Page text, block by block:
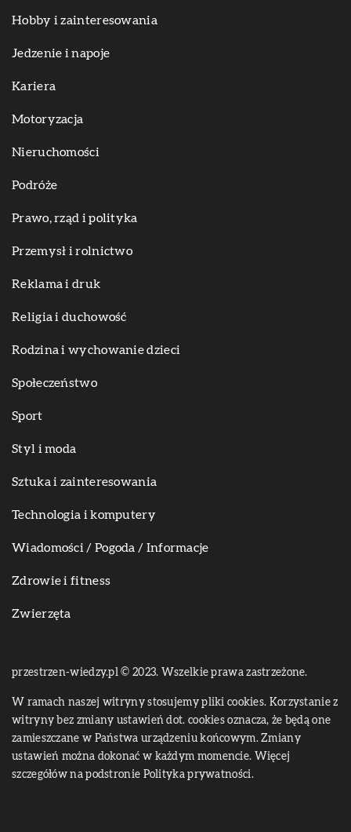
Hobby i zainteresowania
Jedzenie i napoje
Kariera
Motoryzacja
Nieruchomości
Podróże
Prawo, rząd i polityka
Przemysł i rolnictwo
Reklama i druk
Religia i duchowość
Rodzina i wychowanie dzieci
Społeczeństwo
Sport
Styl i moda
Sztuka i zainteresowania
Technologia i komputery
Wiadomości / Pogoda / Informacje
Zdrowie i fitness
Zwierzęta
przestrzen-wiedzy.pl © 2023. Wszelkie prawa zastrzeżone.
W ramach naszej witryny stosujemy pliki cookies. Korzystanie z
witryny bez zmiany ustawień dot. cookies oznacza, że będą one
zamieszczane w Państwa urządzeniu końcowym. Zmiany
ustawień można dokonać w każdym momencie. Więcej
szczegółów na podstronie Polityka prywatności.